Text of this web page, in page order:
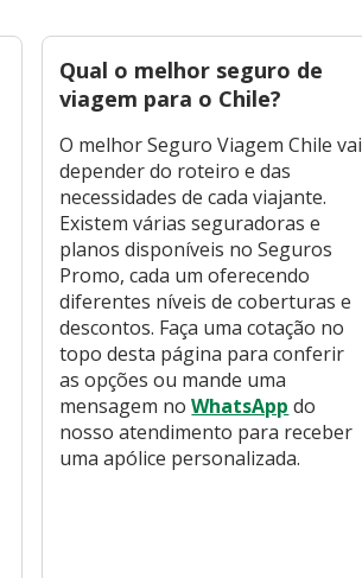
Qual o melhor seguro de
viagem para o Chile?
O melhor Seguro Viagem Chile vai
depender do roteiro e das
necessidades de cada viajante.
Existem várias seguradoras e
planos disponíveis no Seguros
Promo, cada um oferecendo
diferentes níveis de coberturas e
descontos. Faça uma cotação no
topo desta página para conferir
as opções ou mande uma
mensagem noWhatsApp do
nosso atendimento para receber
uma apólice personalizada.